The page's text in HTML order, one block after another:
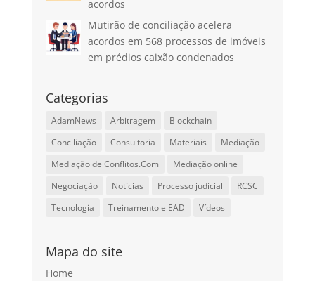
acordos
Mutirão de conciliação acelera
acordos em 568 processos de imóveis
em prédios caixão condenados
Categorias
AdamNews Arbitragem
Blockchain
Conciliação
Consultoria Materiais
Mediação
Mediação de Conflitos.Com
Mediação online
Negociação
Notícias Processo judicial
RCSC
Tecnologia
Treinamento e EAD Vídeos
Mapa do site
Home